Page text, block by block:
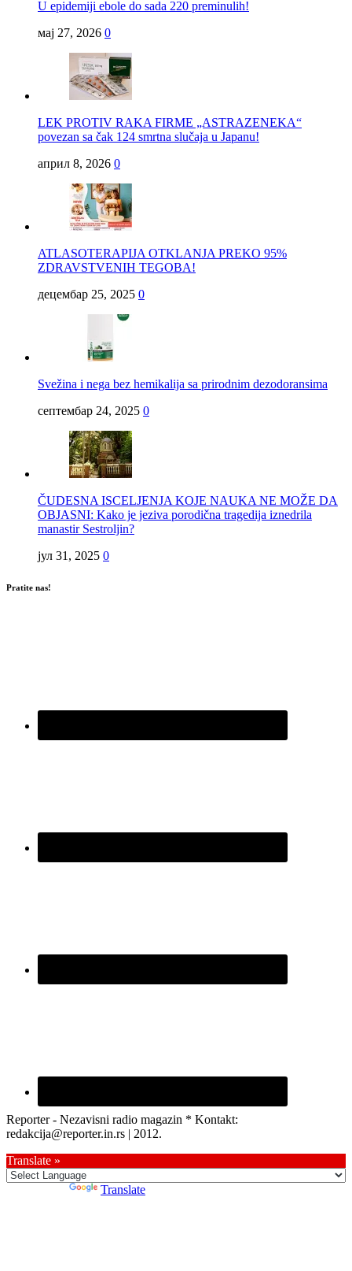
U epidemiji ebole do sada 220 preminulih!
мај 27, 2026 0
LEK PROTIV RAKA FIRME „ASTRAZENEKA“
povezan sa čak 124 smrtna slučaja u Japanu!
април 8, 2026 0
ATLASOTERAPIJA OTKLANJA PREKO 95%
ZDRAVSTVENIH TEGOBA!
децембар 25, 2025 0
Svežina i nega bez hemikalija sa prirodnim dezodoransima
септембар 24, 2025 0
ČUDESNA ISCELJENJA KOJE NAUKA NE MOŽE DA
OBJASNI: Kako je jeziva porodična tragedija iznedrila
manastir Sestroljin?
јул 31, 2025 0
Pratite nas!
Reporter - Nezavisni radio magazin * Kontakt:
redakcija@reporter.in.rs | 2012.
Translate »
Translate